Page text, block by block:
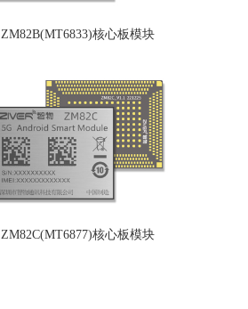
ZM82B(MT6833)核心板模块
ZM82C(MT6877)核心板模块